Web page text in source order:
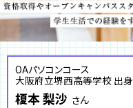
OAパソコンコース
大阪府立堺西高等学校 出身
榎本 梨沙 さん